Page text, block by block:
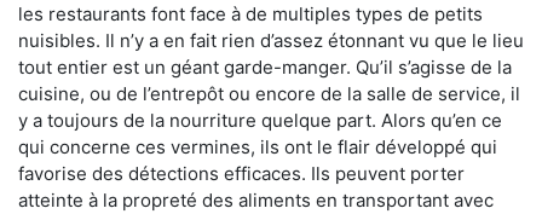
les restaurants font face à de multiples types de petits
nuisibles. Il n’y a en fait rien d’assez étonnant vu que le lieu
tout entier est un géant garde-manger. Qu’il s’agisse de la
cuisine, ou de l’entrepôt ou encore de la salle de service, il
y a toujours de la nourriture quelque part. Alors qu’en ce
qui concerne ces vermines, ils ont le flair développé qui
favorise des détections efficaces. Ils peuvent porter
atteinte à la propreté des aliments en transportant avec